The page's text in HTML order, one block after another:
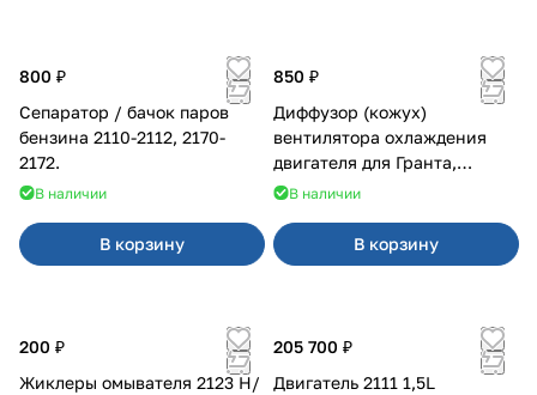
800 ₽
Сепаратор / бачок паров
бензина 2110-2112, 2170-
2172.
В наличии
В корзину
850 ₽
Диффузор (кожух)
вентилятора охлаждения
двигателя для Гранта,
Калина-2, Датсун нового
В наличии
В корзину
200 ₽
Жиклеры омывателя 2123 Н/
205 700 ₽
Двигатель 2111 1,5L